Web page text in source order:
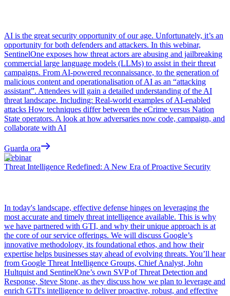
AI is the great security opportunity of our age. Unfortunately, it’s an
opportunity for both defenders and attackers. In this webinar,
SentinelOne exposes how threat actors are abusing and jailbreaking
commercial large language models (LLMs) to assist in their threat
campaigns. From AI-powered reconnaissance, to the generation of
malicious content and operationalisation of AI as an “attacking
assistant”. Attendees will gain a detailed understanding of the AI
threat landscape. Including: Real-world examples of AI-enabled
attacks How techniques differ between the eCrime versus Nation
State operators. A look at how adversaries now code, campaign, and
collaborate with AI
Guarda ora
Webinar
Threat Intelligence Redefined: A New Era of Proactive Security
In today's landscape, effective defense hinges on leveraging the
most accurate and timely threat intelligence available. This is why
we have partnered with GTI, and why their unique approach is at
the core of our service offerings. We will discuss Google’s
innovative methodology, its foundational ethos, and how their
expertise helps businesses stay ahead of evolving threats. You’ll hear
from Google Threat Intelligence Groups, Chief Analyst, John
Hultquist and SentinelOne’s own SVP of Threat Detection and
Response, Steve Stone, as they discuss how we plan to leverage and
enrich GTI's intelligence to deliver proactive, robust, and effective